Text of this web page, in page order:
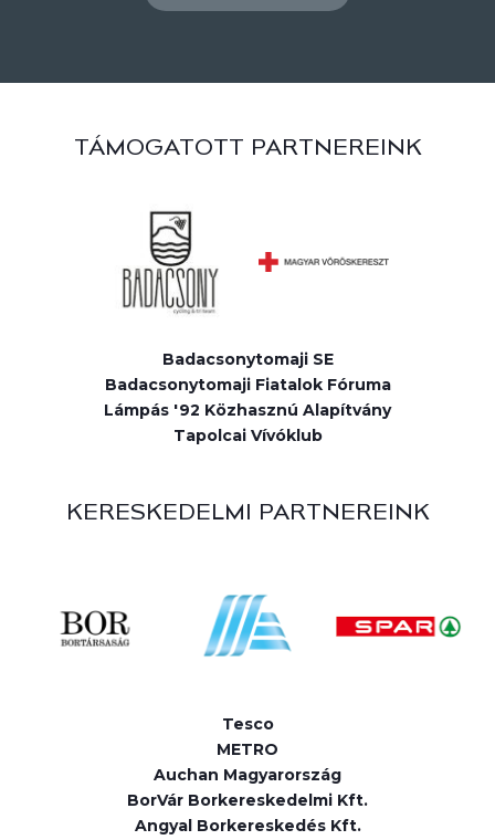
TÁMOGATOTT PARTNEREINK
Badacsonytomaji SE
Badacsonytomaji Fiatalok Fóruma
Lámpás '92 Közhasznú Alapítvány
Tapolcai Vívóklub
KERESKEDELMI PARTNEREINK
Tesco
METRO
Auchan Magyarország
BorVár Borkereskedelmi Kft.
Angyal Borkereskedés Kft.